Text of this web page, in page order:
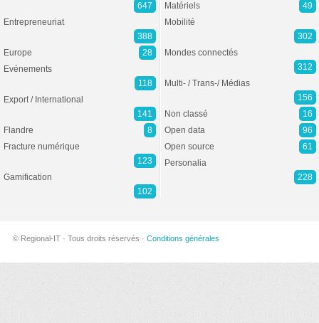
647
Entrepreneuriat
388
Europe
28
Evénements
118
Export / International
141
Flandre
8
Fracture numérique
123
Gamification
102
Matériels
49
Mobilité
302
Mondes connectés
312
Multi- / Trans-/ Médias
156
Non classé
16
Open data
96
Open source
61
Personalia
228
© Regional-IT · Tous droits réservés · Conditions générales